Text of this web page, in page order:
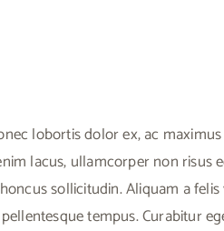
lobortis dolor ex, ac
lacus, ullamcorper non
sollicitudin. Aliquam a
tempus. Curabitur